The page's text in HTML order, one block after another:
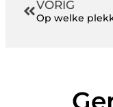
VORIG